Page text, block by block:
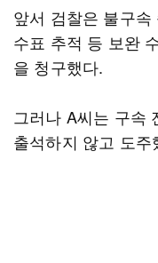
앞서 검찰은 불구
수표 추적 등 보완
을 청구했다.
그러나 A씨는 구속
출석하지 않고 도주